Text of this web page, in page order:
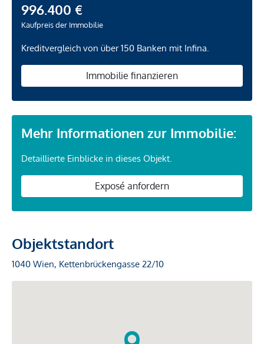
996.400 €
Kaufpreis der Immobilie
Kreditvergleich von über 150 Banken mit Infina.
Immobilie finanzieren
Mehr Informationen zur Immobilie:
Detaillierte Einblicke in dieses Objekt.
Exposé anfordern
Objektstandort
1040 Wien, Kettenbrückengasse 22/10